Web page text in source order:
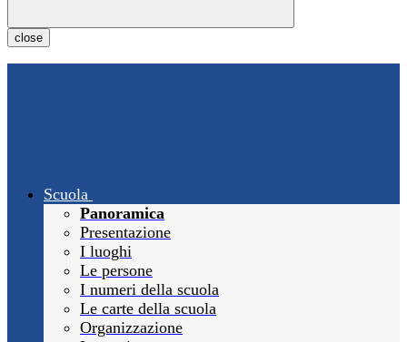
close
Scuola
Panoramica
Presentazione
I luoghi
Le persone
I numeri della scuola
Le carte della scuola
Organizzazione